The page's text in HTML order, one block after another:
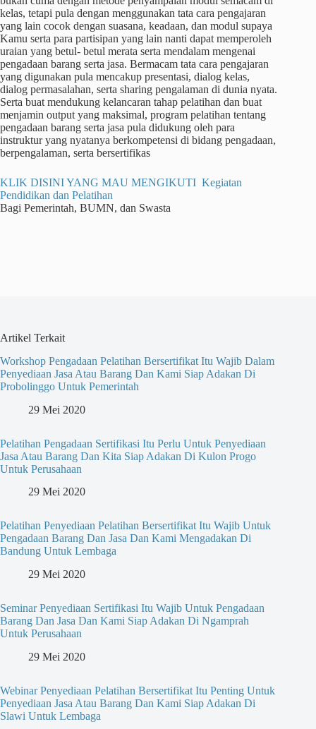
kelas, tetapi pula dengan menggunakan tata cara pengajaran
yang lain cocok dengan suasana, keadaan, dan modul supaya
Kamu serta para partisipan yang lain nanti dapat memperoleh
uraian yang betul- betul merata serta mendalam mengenai
pengadaan barang serta jasa. Bermacam tata cara pengajaran
yang digunakan pula mencakup presentasi, dialog kelas,
dialog permasalahan, serta sharing pengalaman di dunia nyata.
Serta buat mendukung kelancaran tahap pelatihan dan buat
menjamin output yang maksimal, program pelatihan tentang
pengadaan barang serta jasa pula didukung oleh para
instruktur yang nyatanya berkompetensi di bidang pengadaan,
berpengalaman, serta bersertifikas
KLIK DISINI YANG MAU MENGIKUTI Kegiatan
Pendidikan dan Pelatihan
Bagi Pemerintah, BUMN, dan Swasta
Artikel Terkait
Workshop Pengadaan Pelatihan Bersertifikat Itu Wajib Dalam
Penyediaan Jasa Atau Barang Dan Kami Siap Adakan Di
Probolinggo Untuk Pemerintah
29 Mei 2020
Pelatihan Pengadaan Sertifikasi Itu Perlu Untuk Penyediaan
Jasa Atau Barang Dan Kita Siap Adakan Di Kulon Progo
Untuk Perusahaan
29 Mei 2020
Pelatihan Penyediaan Pelatihan Bersertifikat Itu Wajib Untuk
Pengadaan Barang Dan Jasa Dan Kami Mengadakan Di
Bandung Untuk Lembaga
29 Mei 2020
Seminar Penyediaan Sertifikasi Itu Wajib Untuk Pengadaan
Barang Dan Jasa Dan Kami Siap Adakan Di Ngamprah
Untuk Perusahaan
29 Mei 2020
Webinar Penyediaan Pelatihan Bersertifikat Itu Penting Untuk
Penyediaan Jasa Atau Barang Dan Kami Siap Adakan Di
Slawi Untuk Lembaga